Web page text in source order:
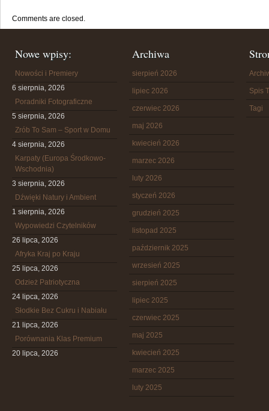
Comments are closed.
Nowe wpisy:
Nowości i Premiery
6 sierpnia, 2026
Poradniki Fotograficzne
5 sierpnia, 2026
Zrób To Sam – Sport w Domu
4 sierpnia, 2026
Karpaty (Europa Środkowo-
Wschodnia)
3 sierpnia, 2026
Dźwięki Natury i Ambient
1 sierpnia, 2026
Wypowiedzi Czytelników
26 lipca, 2026
Afryka Kraj po Kraju
25 lipca, 2026
Odzież Patriotyczna
24 lipca, 2026
Słodkie Bez Cukru i Nabiału
21 lipca, 2026
Porównania Klas Premium
20 lipca, 2026
Archiwa
sierpień 2026
lipiec 2026
czerwiec 2026
maj 2026
kwiecień 2026
marzec 2026
luty 2026
styczeń 2026
grudzień 2025
listopad 2025
październik 2025
wrzesień 2025
sierpień 2025
lipiec 2025
czerwiec 2025
maj 2025
kwiecień 2025
marzec 2025
luty 2025
Spis
Tagi